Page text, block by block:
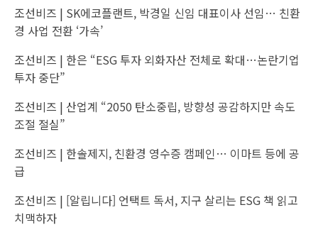
조선비즈 | SK에코플랜트, 박경일 신임 대표이사 선임… 친환
경 사업 전환 ‘가속’
조선비즈 | 한은 “ESG 투자 외화자산 전체로 확대…논란기업
투자 중단”
조선비즈 | 산업계 “2050 탄소중립, 방향성 공감하지만 속도
조절 절실”
조선비즈 | 한솔제지, 친환경 영수증 캠페인… 이마트 등에 공
급
조선비즈 | [알립니다] 언택트 독서, 지구 살리는 ESG 책 읽고
치맥하자